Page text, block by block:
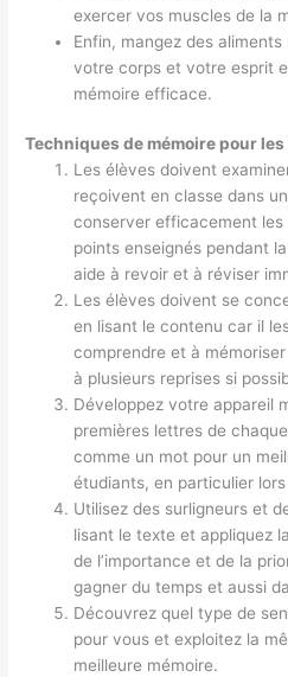
exercer vos muscles de la
Enfin, mangez des
votre corps et votre esprit
mémoire efficace.
Techniques de mémoire pour
Les élèves doivent
reçoivent en classe dans
conserver efficacement les
points enseignés pendant
aide à revoir et à réviser
Les élèves doivent se
en lisant le contenu car il
comprendre et à
à plusieurs reprises si
Développez votre appareil
premières lettres de
comme un mot pour un
étudiants, en particulier
Utilisez des surligneurs et
lisant le texte et appliquez
de l’importance et de la
gagner du temps et aussi
Découvrez quel type de
pour vous et exploitez la
meilleure mémoire.